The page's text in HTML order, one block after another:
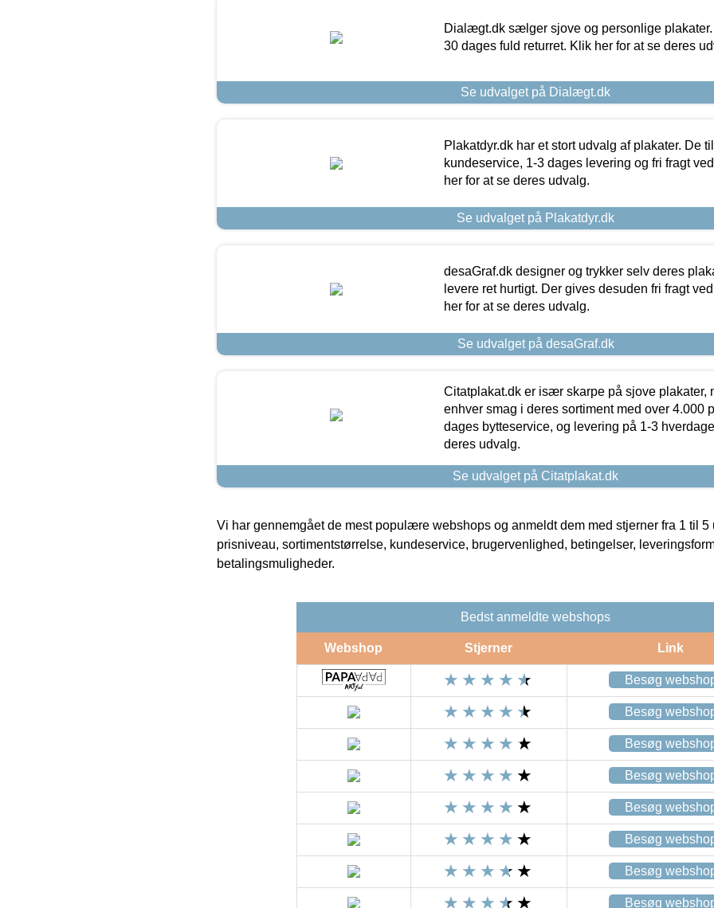
Dialægt.dk sælger sjove og personlige
30 dages fuld returret. Klik her for at se deres
Se udvalget på Dialægt.dk
Plakatdyr.dk har et stort udvalg af plakater. De
kundeservice, 1-3 dages levering og fri fragt
her for at se deres udvalg.
Se udvalget på Plakatdyr.dk
desaGraf.dk designer og trykker selv deres
levere ret hurtigt. Der gives desuden fri fragt
her for at se deres udvalg.
Se udvalget på desaGraf.dk
Citatplakat.dk er især skarpe på sjove plakater,
enhver smag i deres sortiment med over 4.000
dages bytteservice, og levering på 1-3
deres udvalg.
Se udvalget på Citatplakat.dk
Vi har gennemgået de mest populære webshops og anmeldt dem med stjerner fra 1 til 5
prisniveau, sortimentstørrelse, kundeservice, brugervenlighed, betingelser,
betalingsmuligheder.
Bedst anmeldte webshops
Webshop Stjerner Link
Besøg
Besøg
Besøg
Besøg
Besøg
Besøg
Besøg
Besøg